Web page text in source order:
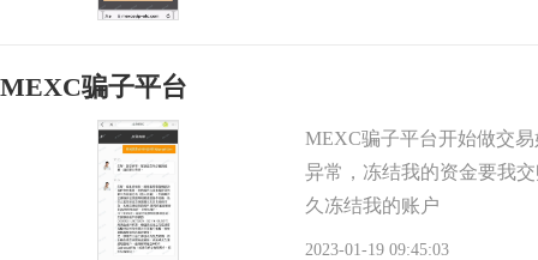
MEXC骗子平台
MEXC骗子平台开始做交
异常，冻结我的资金要我
久冻结我的账户
2023-01-19 09:45:03